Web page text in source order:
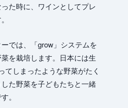
た時に、ワインとしてプレ
では、「grow」システムを
を栽培します。日本には生
てしまったような野菜がたく
た野菜を子どもたちと一緒
。